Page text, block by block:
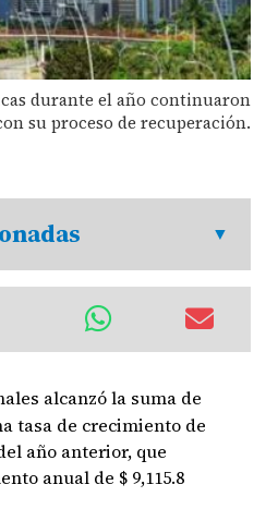
durante el año continuaron
su proceso de recuperación.
alcanzó la suma de
tasa de crecimiento de
año anterior, que
anual de $ 9,115.8